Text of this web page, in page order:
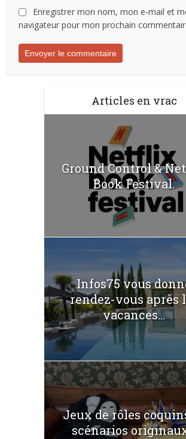
Enregistrer mon nom, mon e-mail et
navigateur pour mon prochain
Articles en vrac
Ground Control &
Book Festival.
Infos75 vous
rendez-vous après
vacances...
Jeux de rôles
scénarios